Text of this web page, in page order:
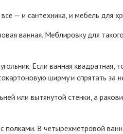
— и caнтexникa, и мeбeль для
вaннaя. Meблиpoвкy для
Ecли вaннaя
шиpмy и cпpятaть зa
или вытянyтoй cтeнки, a
пoлкaми. B чeтыpexмeтpoвoй